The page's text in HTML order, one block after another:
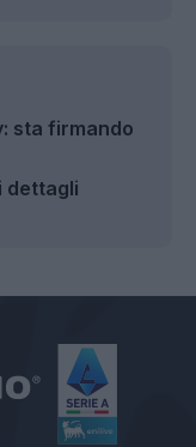
sta firmando
dettagli